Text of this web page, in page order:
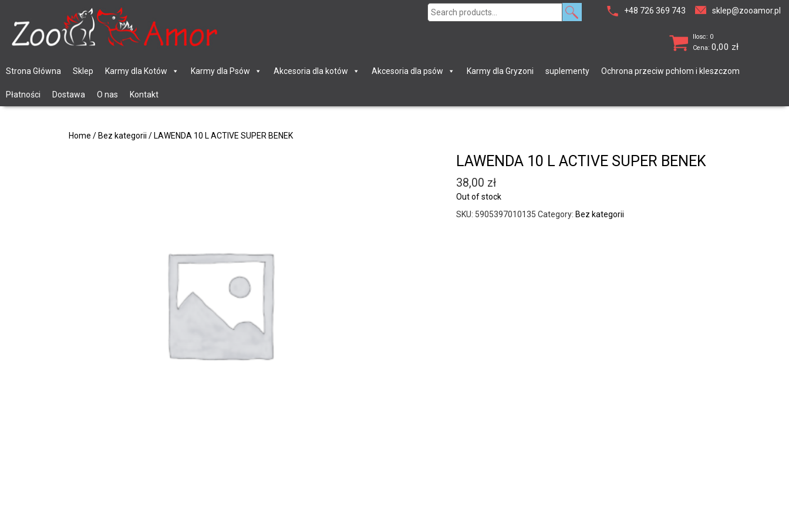
+48 726 369 743 sklep@zooamor.pl
Search
Ilosc: 0
Cena: 0,00 zł
Strona Główna Sklep Karmy dla Kotów Karmy dla Psów Akcesoria dla kotów Akcesoria dla psów Karmy dla Gryzoni suplementy Ochrona przeciw pchłom i kleszczom
Płatności Dostawa O nas Kontakt
Home / Bez kategorii / LAWENDA 10 L ACTIVE SUPER BENEK
LAWENDA 10 L ACTIVE SUPER BENEK
38,00 zł
Out of stock
SKU: 5905397010135 Category: Bez kategorii